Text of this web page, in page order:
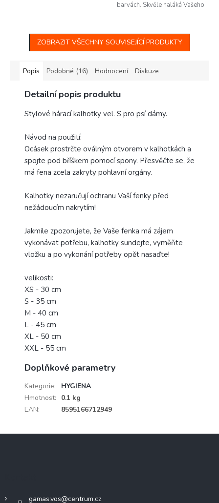
barvách. Skvěle naláká Vašeho
A...
ZOBRAZIT VŠECHNY SOUVISEJÍCÍ PRODUKTY
Popis Podobné (16) Hodnocení Diskuze
Detailní popis produktu
Stylové hárací kalhotky vel. S pro psí dámy.
Návod na použití:
Ocásek prostrčte oválným otvorem v kalhotkách a
spojte pod bříškem pomocí spony. Přesvěčte se, že
má fena zcela zakryty pohlavní orgány.
Kalhotky nezaručují ochranu Vaší fenky před
nežádoucím nakrytím!
Jakmile zpozorujete, že Vaše fenka má zájem
vykonávat potřebu, kalhotky sundejte, vyměňte
vložku a po vykonání potřeby opět nasaďte!
velikosti:
XS - 30 cm
S - 35 cm
M - 40 cm
L - 45 cm
XL - 50 cm
XXL - 55 cm
Doplňkové parametry
Kategorie:
HYGIENA
Hmotnost:
0.1 kg
EAN: 8595166712949
gamas.vos@centrum.cz